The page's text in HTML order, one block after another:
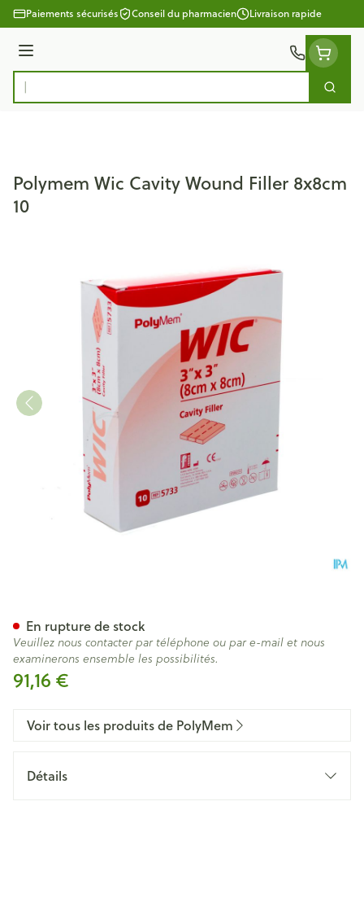
Aller au contenu
Paiements sécurisés Conseil du pharmacien Livraison rapide
Menu
Rechercher
Polymem Wic Cavity Wound Filler 8x8cm
10
91,16 €
En rupture de stock
Veuillez nous contacter par téléphone ou par e-mail et nous
examinerons ensemble les possibilités.
Voir tous les produits de PolyMem
Détails